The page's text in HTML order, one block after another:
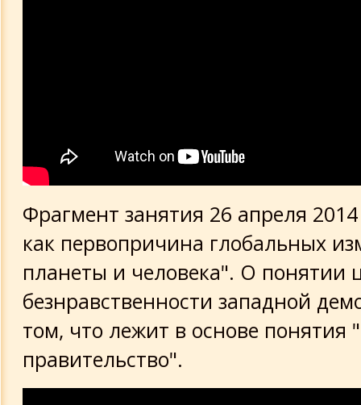
Фрагмент занятия 26 апреля
как первопричина глобальных
планеты и человека". О понятии
безнравственности западной
том, что лежит в основе понятия
правительство".